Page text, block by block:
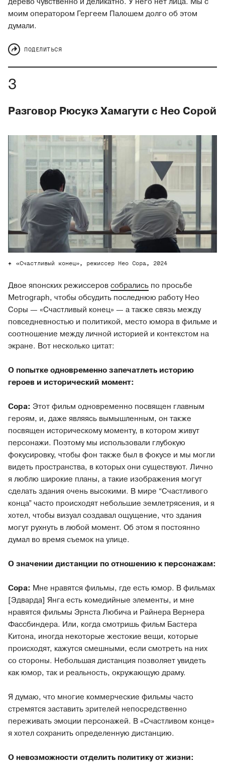
моим оператором Гергеем Палошем долго об этом
думали.
ПОДЕЛИТЬСЯ
Разговор Рюсукэ Хамагути с Нео Сорой
«Счастливый конец», режиссер Нео Сора, 2024
Двое японских режиссеровсобрались по просьбе
Metrograph, чтобы обсудить последнюю работу Нео
Соры — «Счастливый конец» — а также связь между
повседневностью и политикой, место юмора в фильме и
соотношение между личной историей и контекстом на
экране. Вот несколько цитат:
О попытке одновременно запечатлеть историю
героев и исторический момент:
Сора: Этот фильм одновременно посвящен главным
героям, и, даже являясь вымышленным, он также
посвящен историческому моменту, в котором живут
персонажи. Поэтому мы использовали глубокую
фокусировку, чтобы фон также был в фокусе и мы могли
видеть пространства, в которых они существуют. Лично
я люблю широкие планы, а такие изображения могут
сделать здания очень высокими. В мире “Счастливого
конца” часто происходят небольшие землетрясения, и я
хотел, чтобы визуал создавал ощущение, что здания
могут рухнуть в любой момент. Об этом я постоянно
думал во время съемок на улице.
О значении дистанции по отношению к персонажам:
Сора: Мне нравятся фильмы, где есть юмор. В фильмах
[Эдварда] Янга есть комедийные элементы, и мне
нравятся фильмы Эрнста Любича и Райнера Вернера
Фассбиндера. Или, когда смотришь фильм Бастера
Китона, иногда некоторые жестокие вещи, которые
происходят, кажутся смешными, если смотреть на них
со стороны. Небольшая дистанция позволяет увидеть
как юмор, так и реальность, окружающую драму.
Я думаю, что многие коммерческие фильмы часто
стремятся заставить зрителей непосредственно
переживать эмоции персонажей. В «Счастливом конце»
я хотел сохранить определенную дистанцию.
О невозможности отделить политику от жизни: